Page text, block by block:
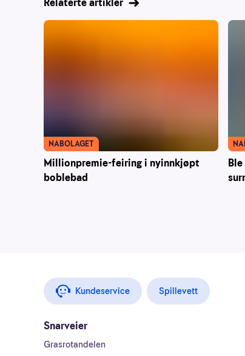
Millionpremie-feiring i nyinnkjøpt
boblebad
NABOLAGET
Kundeservice Spillevett
Snarveier
Grasrotandelen